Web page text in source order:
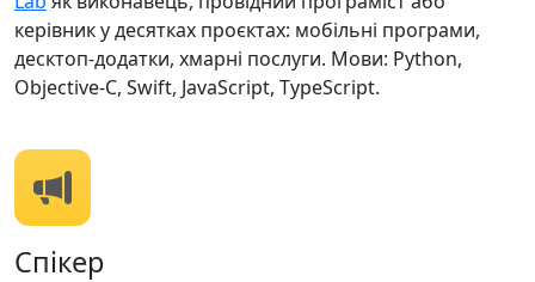
керівник у десятках проєктах: мобільні програми,
десктоп-додатки, хмарні послуги. Мови: Python,
Objeсtive-C, Swift, JavaScript, TypeScript.
Спікер